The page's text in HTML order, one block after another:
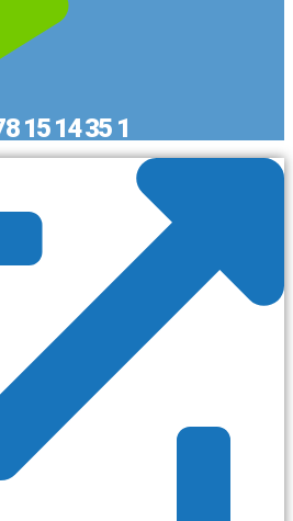
15 14 35 1